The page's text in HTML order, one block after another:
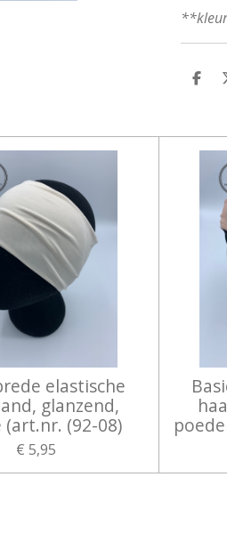
D
N
elastische
glanzend,
(art.nr. (92-08)
€ 5,95